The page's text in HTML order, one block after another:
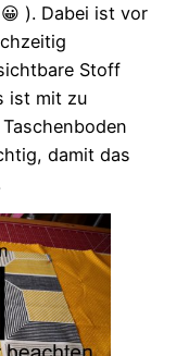
). Dabei ist vor
Stoff
ist mit zu
damit das